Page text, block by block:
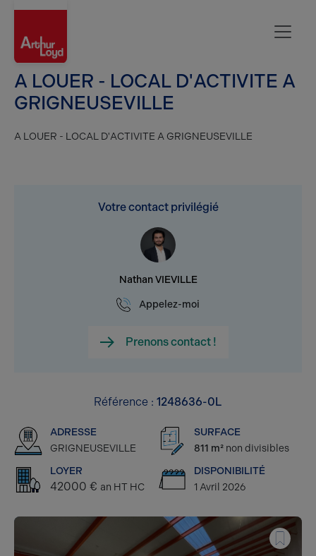
A LOUER - LOCAL D'ACTIVITE A
GRIGNEUSEVILLE
A LOUER - LOCAL D'ACTIVITE A GRIGNEUSEVILLE
Votre contact privilégié
Nathan VIEVILLE
Appelez-moi
Prenons contact !
Référence : 1248636-0L
ADRESSE
GRIGNEUSEVILLE
SURFACE
811 m² non divisibles
LOYER
42000 € an HT HC
DISPONIBILITÉ
1 Avril 2026